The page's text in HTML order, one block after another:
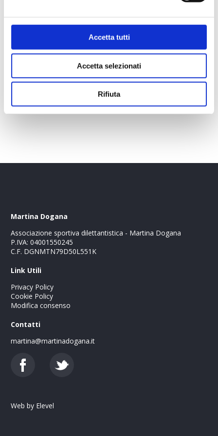
Accetta tutti
Accetta selezionati
Rifiuta
Avevo voglia di disputare un altro Ironman perchè non volevo
chiudere la carriera con le due braccia rotte dall'incidente. Ci
ho messo un po' per arrivare preparata al meglio e cercare di
divertirmi e farvi divertire il più possibile!
Domenica mattina, 30 giugno 2019, l'Ironman France partirà
Martina Dogana
Associazione sportiva dilettantistica - Martina Dogana
P.IVA: 04001550245
C.F. DGNMTN79D50L551K
Link Utili
Privacy Policy
Cookie Policy
Modifica consenso
Contatti
martina@martinadogana.it
Web by Elevel